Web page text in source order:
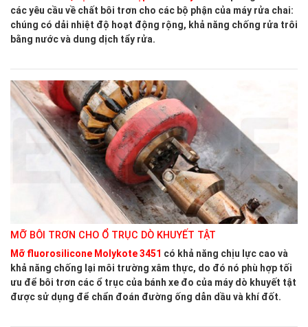
các yêu cầu về chất bôi trơn cho các bộ phận của máy rửa chai:
chúng có dải nhiệt độ hoạt động rộng, khả năng chống rửa trôi
bằng nước và dung dịch tẩy rửa.
MỠ BÔI TRƠN CHO Ổ TRỤC DÒ KHUYẾT TẬT
Mỡ fluorosilicone Molykote 3451 có khả năng chịu lực cao và
khả năng chống lại môi trường xâm thực, do đó nó phù hợp tối
ưu để bôi trơn các ổ trục của bánh xe đo của máy dò khuyết tật
được sử dụng để chẩn đoán đường ống dẫn dầu và khí đốt.